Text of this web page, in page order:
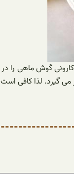
گوش ماهی را
گیرد. لذا کافی